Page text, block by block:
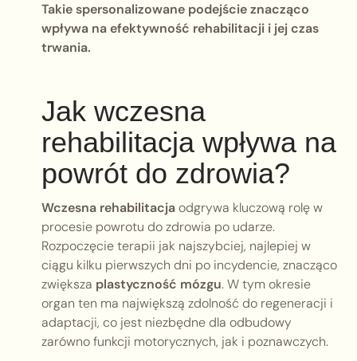
Takie spersonalizowane podejście znacząco
wpływa na efektywność rehabilitacji i jej czas
trwania.
Jak wczesna
rehabilitacja wpływa na
powrót do zdrowia?
Wczesna rehabilitacjaodgrywa kluczową rolę w
procesie powrotu do zdrowia po udarze.
Rozpoczęcie terapii jak najszybciej, najlepiej w
ciągu kilku pierwszych dni po incydencie, znacząco
zwiększa plastyczność mózgu. W tym okresie
organ ten ma największą zdolność do regeneracji i
adaptacji, co jest niezbędne dla odbudowy
zarówno funkcji motorycznych, jak i poznawczych.